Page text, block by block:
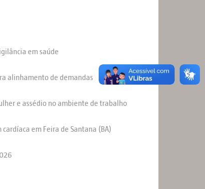
em saúde
alinhamento de demandas
e assédio no ambiente de trabalho
em Feira de Santana (BA)